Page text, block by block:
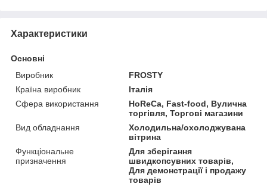
Характеристики
Основні
Виробник
FROSTY
Країна виробник
Італія
Сфера використання
HoReCa, Fast-food, Вулична
торгівля, Торгові магазини
Вид обладнання
Холодильна/охолоджувана
вітрина
Функціональне
призначення
Для зберігання
швидкопсувних товарів,
Для демонстрації і продажу
товарів